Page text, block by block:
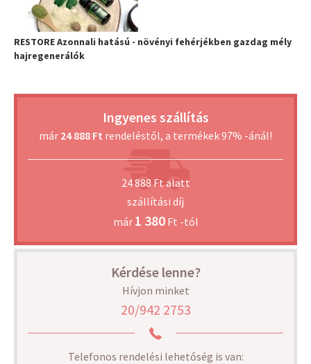
RESTORE Azonnali hatású - növényi fehérjékben gazdag mély
hajregenerálók
Ingyenes szállítás
már 24 888 Ft rendeléstől, a termékek 97% -ánál!
24 888 Ft alatt
szállítási díj
már 1 380Ft -tól
Kérdése lenne?
Hívjon minket
20/942 2753
Telefonos rendelési lehetőség is van: